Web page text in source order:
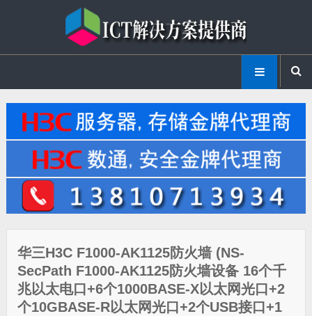
华三H3C F1000-AK1125防火墙 (NS-
SecPath F1000-AK1125防火墙设备 16个千
兆以太电口+6个1000BASE-X以太网光口+2
个10GBASE-R以太网光口+2个USB接口+1